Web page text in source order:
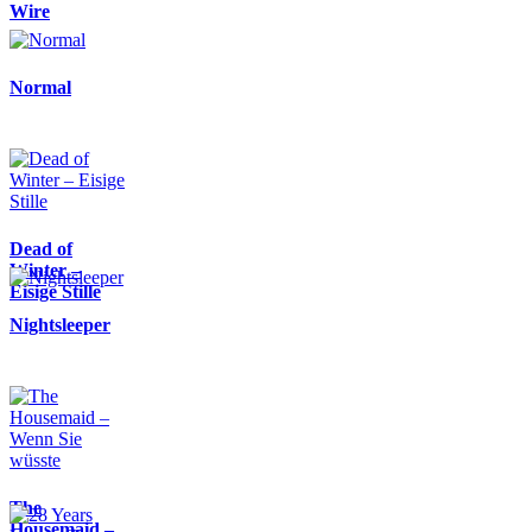
Wire
Normal
Dead of
Winter –
Eisige Stille
Nightsleeper
The